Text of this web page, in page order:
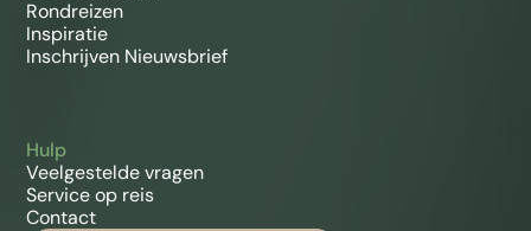
Rondreizen
Inspiratie
Inschrijven Nieuwsbrief
Hulp
Veelgestelde vragen
Service op reis
Contact